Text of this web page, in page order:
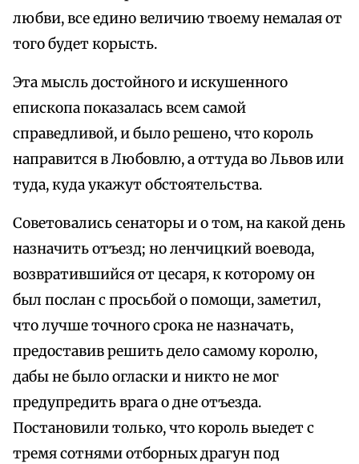
любви, все едино величию твоему немалая от
того будет корысть.
Эта мысль достойного и искушенного
епископа показалась всем самой
справедливой, и было решено, что король
направится в Любовлю, а оттуда во Львов или
туда, куда укажут обстоятельства.
Советовались сенаторы и о том, на какой день
назначить отъезд; но ленчицкий воевода,
возвратившийся от цесаря, к которому он
был послан с просьбой о помощи, заметил,
что лучше точного срока не назначать,
предоставив решить дело самому королю,
дабы не было огласки и никто не мог
предупредить врага о дне отъезда.
Постановили только, что король выедет с
тремя сотнями отборных драгун под